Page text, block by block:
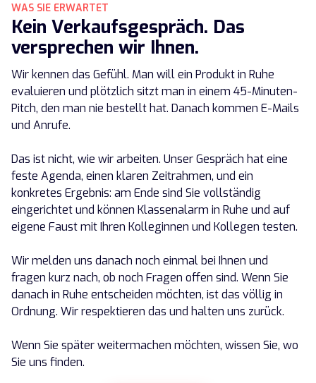
WAS SIE ERWARTET
Kein Verkaufsgespräch. Das
versprechen wir Ihnen.
Wir kennen das Gefühl. Man will ein Produkt in Ruhe
evaluieren und plötzlich sitzt man in einem 45-Minuten-
Pitch, den man nie bestellt hat. Danach kommen E-Mails
und Anrufe.
Das ist nicht, wie wir arbeiten. Unser Gespräch hat eine
feste Agenda, einen klaren Zeitrahmen, und ein
konkretes Ergebnis: am Ende sind Sie vollständig
eingerichtet und können Klassenalarm in Ruhe und auf
eigene Faust mit Ihren Kolleginnen und Kollegen testen.
Wir melden uns danach noch einmal bei Ihnen und
fragen kurz nach, ob noch Fragen offen sind. Wenn Sie
danach in Ruhe entscheiden möchten, ist das völlig in
Ordnung. Wir respektieren das und halten uns zurück.
Wenn Sie später weitermachen möchten, wissen Sie, wo
Sie uns finden.